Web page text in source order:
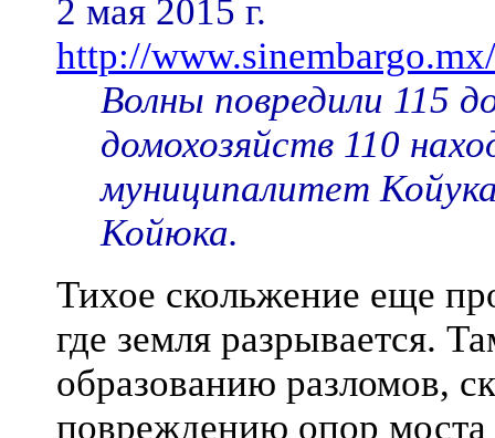
2 мая 2015 г.
http://
Волны повредили 115
домохозяйств 110
муниципалитет
Койюка.
Тихое скольжение еще
где земля разрывается.
образованию разломов,
повреждению опор моста